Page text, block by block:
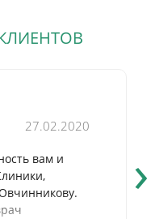
27.02.2020
вам и
›